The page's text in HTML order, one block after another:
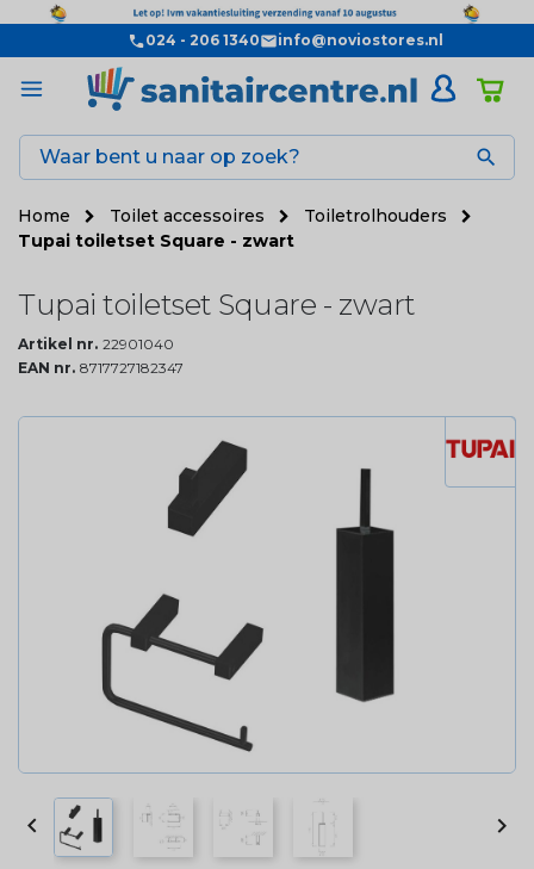
024 - 206 1340 info@noviostores.nl

Home Toilet accessoires
Toiletrolhouders
Tupai toiletset Square - zwart
Tupai toiletset Square - zwart
Artikel nr. 22901040
EAN nr. 8717727182347
 